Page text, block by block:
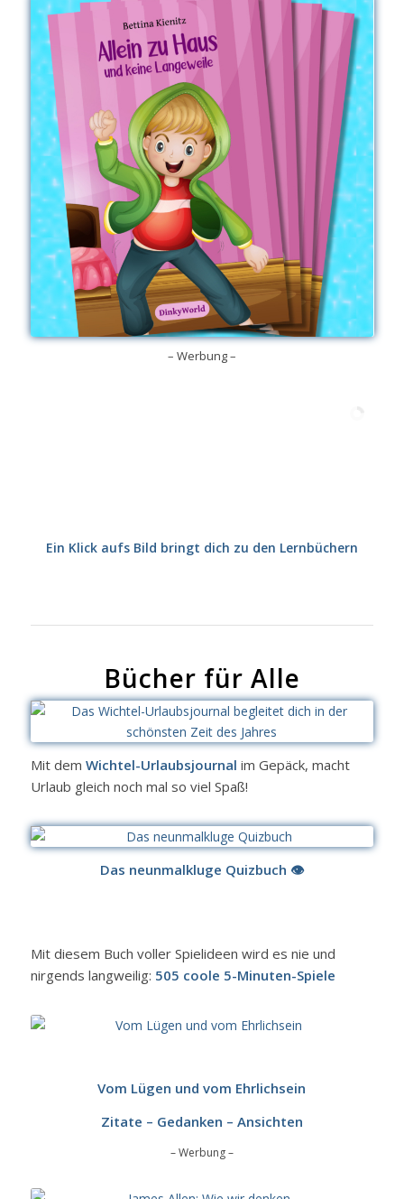
– Werbung –
Ein Klick aufs Bild bringt dich zu den Lernbüchern
Bücher für Alle
Mit dem Wichtel-Urlaubsjournal im Gepäck, macht
Urlaub gleich noch mal so viel Spaß!
Das neunmalkluge Quizbuch 👁
Mit diesem Buch voller Spielideen wird es nie und
nirgends langweilig: 505 coole 5-Minuten-Spiele
Vom Lügen und vom Ehrlichsein
Zitate – Gedanken – Ansichten
– Werbung –